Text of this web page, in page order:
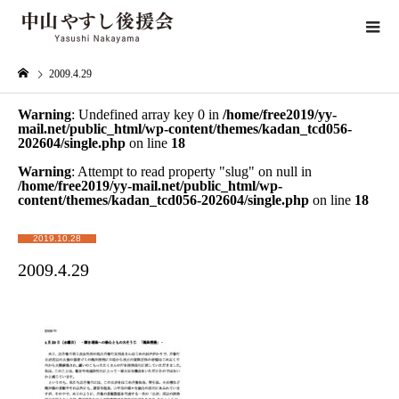
2009.4.29
Warning: Undefined array key 0 in /home/free2019/yy-
mail.net/public_html/wp-content/themes/kadan_tcd056-
202604/single.php on line 18
Warning: Attempt to read property "slug" on null in
/home/free2019/yy-mail.net/public_html/wp-
content/themes/kadan_tcd056-202604/single.php on line 18
2019.10.28
2009.4.29